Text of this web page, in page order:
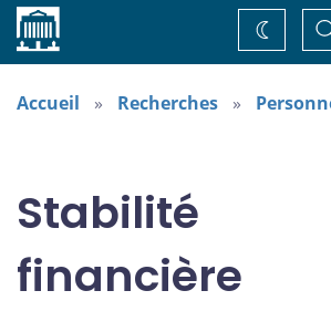
Accueil
Changez
de
thème
Accueil Recherches
Stabilité
financière